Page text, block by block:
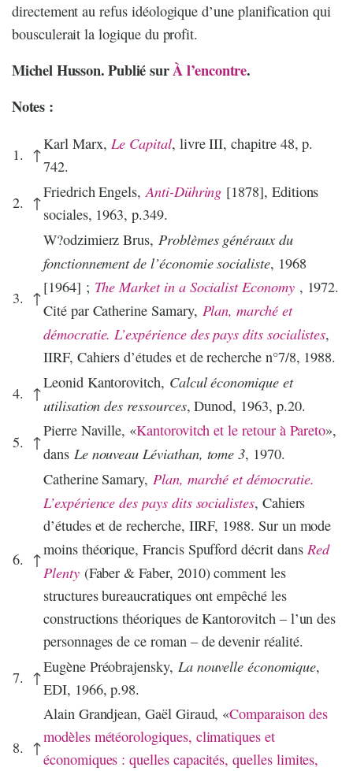
directement au refus idéologique d’une planification qui
bousculerait la logique du profit.
Michel Husson. Publié surÀ l’encontre.
Notes :
1. ↑
Karl Marx,Le Capital, livre III, chapitre 48, p.
742.
2. ↑
Friedrich Engels,Anti-Dühring [1878], Editions
sociales, 1963, p.349.
3. ↑
W?odzimierz Brus,Problèmes généraux du
fonctionnement de l’économie socialiste, 1968
[1964] ; The Market in a Socialist Economy, 1972.
Cité par Catherine Samary, Plan, marché et
démocratie. L’expérience des pays dits socialistes,
IIRF, Cahiers d’études et de recherche n°7/8, 1988.
4. ↑
Leonid Kantorovitch, Calcul économique et
utilisation des ressources, Dunod, 1963, p.20.
5. ↑
Pierre Naville, «Kantorovitch et le retour à Pareto»,
dans Le nouveau Léviathan, tome 3, 1970.
6. ↑
Catherine Samary,Plan, marché et démocratie.
L’expérience des pays dits socialistes, Cahiers
d’études et de recherche, IIRF, 1988. Sur un mode
moins théorique, Francis Spufford décrit dansRed
Plenty(Faber & Faber, 2010) comment les
structures bureaucratiques ont empêché les
constructions théoriques de Kantorovitch – l’un des
personnages de ce roman – de devenir réalité.
7. ↑
Eugène Préobrajensky, La nouvelle économique,
EDI, 1966, p.98.
8. ↑
Alain Grandjean, Gaël Giraud, «Comparaison des
modèles météorologiques, climatiques et
économiques : quelles capacités, quelles limites,